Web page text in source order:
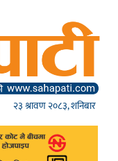
२३ श्रावण २०८३, शनिबार